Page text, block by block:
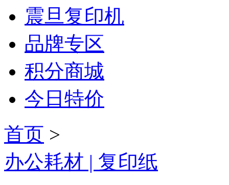
震旦复印机
品牌专区
积分商城
今日特价
首页 >
办公耗材 | 复印纸